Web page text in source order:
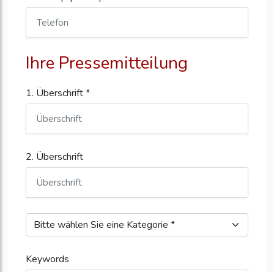
Ihre Pressemitteilung
1. Überschrift *
2. Überschrift
Keywords